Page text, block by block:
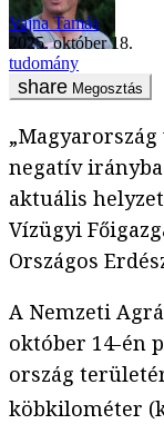
Vajna Tamás
2025. október 18.
tudomány
Megosztás
negatív
aktuális
Vízügyi
Országos
A Nemzeti
október 14-én
ország
köbkilométer